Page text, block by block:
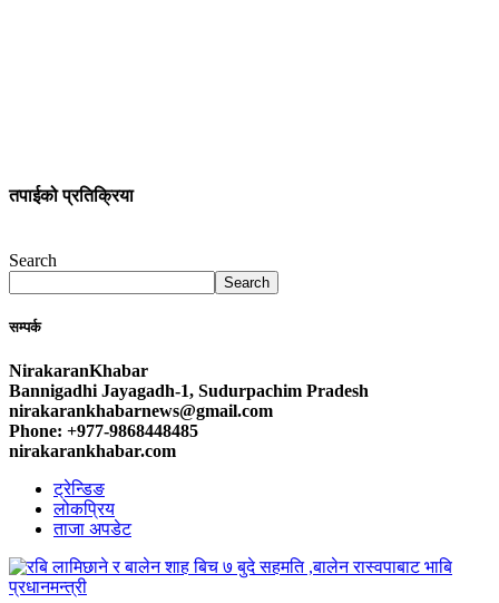
तपाईको प्रतिक्रिया
Search
Search
सम्पर्क
NirakaranKhabar
Bannigadhi Jayagadh-1, Sudurpachim Pradesh
nirakarankhabarnews@gmail.com
Phone: +977-9868448485
nirakarankhabar.com
ट्रेन्डिङ
लोकप्रिय
ताजा अपडेट